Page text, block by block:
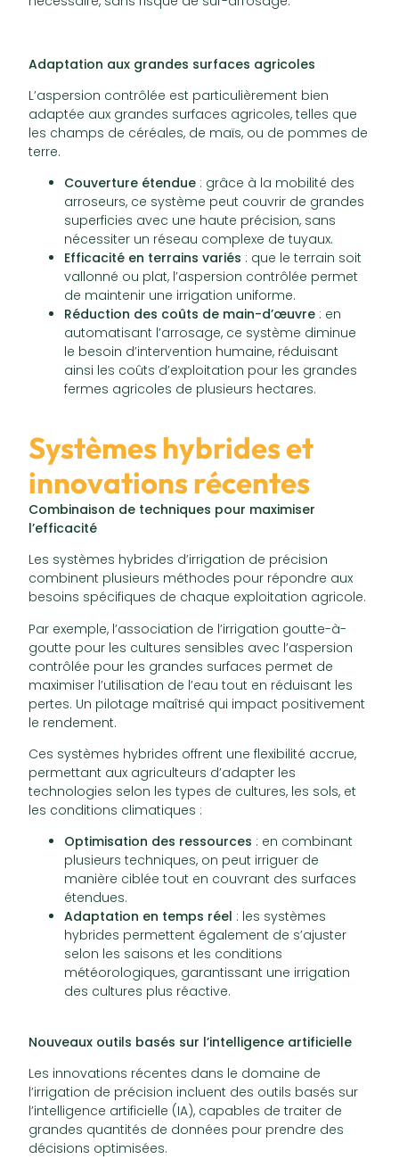
Adaptation aux grandes surfaces agricoles
L’aspersion contrôlée est particulièrement bien
adaptée aux grandes surfaces agricoles, telles que
les champs de céréales, de maïs, ou de pommes de
terre.
Couverture étendue : grâce à la mobilité des
arroseurs, ce système peut couvrir de grandes
superficies avec une haute précision, sans
nécessiter un réseau complexe de tuyaux.
Efficacité en terrains variés : que le terrain soit
vallonné ou plat, l’aspersion contrôlée permet
de maintenir une irrigation uniforme.
Réduction des coûts de main-d’œuvre : en
automatisant l’arrosage, ce système diminue
le besoin d’intervention humaine, réduisant
ainsi les coûts d’exploitation pour les grandes
fermes agricoles de plusieurs hectares.
Systèmes hybrides et
innovations récentes
Combinaison de techniques pour maximiser
l’efficacité
Les systèmes hybrides d’irrigation de précision
combinent plusieurs méthodes pour répondre aux
besoins spécifiques de chaque exploitation agricole.
Par exemple, l’association de l’irrigation goutte-à-
goutte pour les cultures sensibles avec l’aspersion
contrôlée pour les grandes surfaces permet de
maximiser l’utilisation de l’eau tout en réduisant les
pertes. Un pilotage maîtrisé qui impact positivement
le rendement.
Ces systèmes hybrides offrent une flexibilité accrue,
permettant aux agriculteurs d’adapter les
technologies selon les types de cultures, les sols, et
les conditions climatiques :
Optimisation des ressources : en combinant
plusieurs techniques, on peut irriguer de
manière ciblée tout en couvrant des surfaces
étendues.
Adaptation en temps réel : les systèmes
hybrides permettent également de s’ajuster
selon les saisons et les conditions
météorologiques, garantissant une irrigation
des cultures plus réactive.
Nouveaux outils basés sur l’intelligence artificielle
Les innovations récentes dans le domaine de
l’irrigation de précision incluent des outils basés sur
l’intelligence artificielle (IA), capables de traiter de
grandes quantités de données pour prendre des
décisions optimisées.